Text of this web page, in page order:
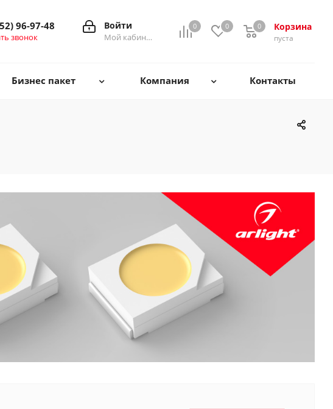
0 0 Корзина
0
пуста
0
Войти
Мой кабинет
96-97-48
звонок
Бизнес пакет Компания Контакты